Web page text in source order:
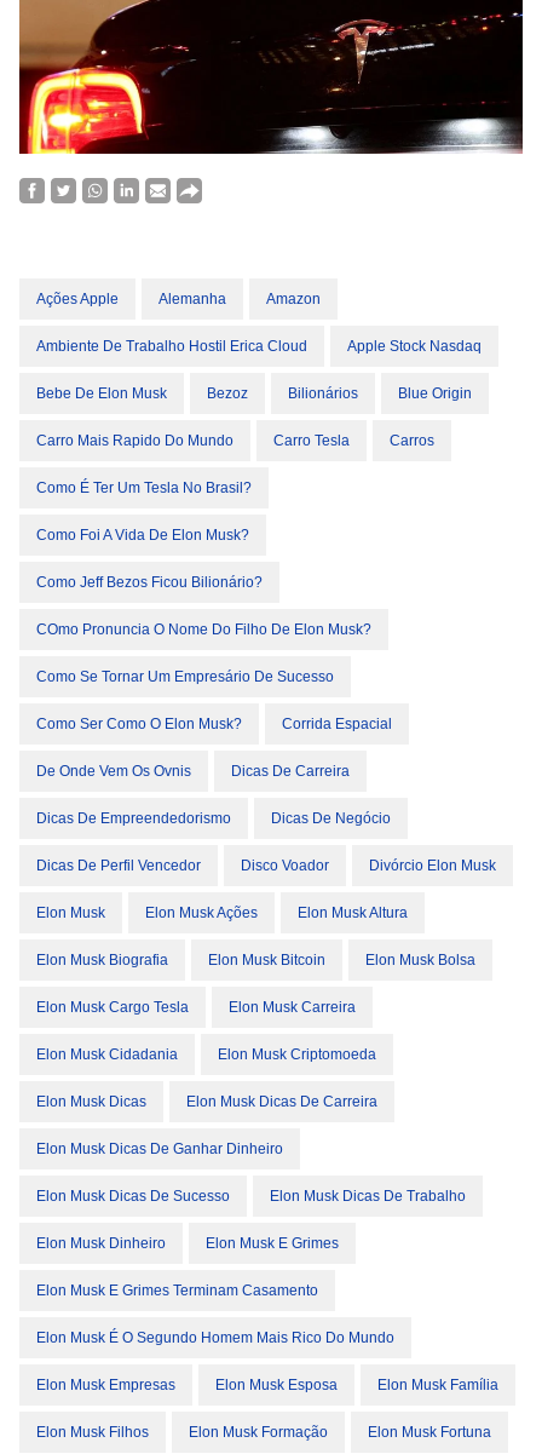
Ações Apple Alemanha Amazon
Ambiente De Trabalho Hostil Erica Cloud Apple Stock Nasdaq
Bebe De Elon Musk Bezoz Bilionários Blue Origin
Carro Mais Rapido Do Mundo Carro Tesla Carros
Como É Ter Um Tesla No Brasil?
Como Foi A Vida De Elon Musk?
Como Jeff Bezos Ficou Bilionário?
COmo Pronuncia O Nome Do Filho De Elon Musk?
Como Se Tornar Um Empresário De Sucesso
Como Ser Como O Elon Musk? Corrida Espacial
De Onde Vem Os Ovnis Dicas De Carreira
Dicas De Empreendedorismo Dicas De Negócio
Dicas De Perfil Vencedor Disco Voador Divórcio Elon Musk
Elon Musk Elon Musk Ações Elon Musk Altura
Elon Musk Biografia Elon Musk Bitcoin Elon Musk Bolsa
Elon Musk Cargo Tesla Elon Musk Carreira
Elon Musk Cidadania Elon Musk Criptomoeda
Elon Musk Dicas Elon Musk Dicas De Carreira
Elon Musk Dicas De Ganhar Dinheiro
Elon Musk Dicas De Sucesso Elon Musk Dicas De Trabalho
Elon Musk Dinheiro Elon Musk E Grimes
Elon Musk E Grimes Terminam Casamento
Elon Musk É O Segundo Homem Mais Rico Do Mundo
Elon Musk Empresas Elon Musk Esposa Elon Musk Família
Elon Musk Filhos Elon Musk Formação Elon Musk Fortuna